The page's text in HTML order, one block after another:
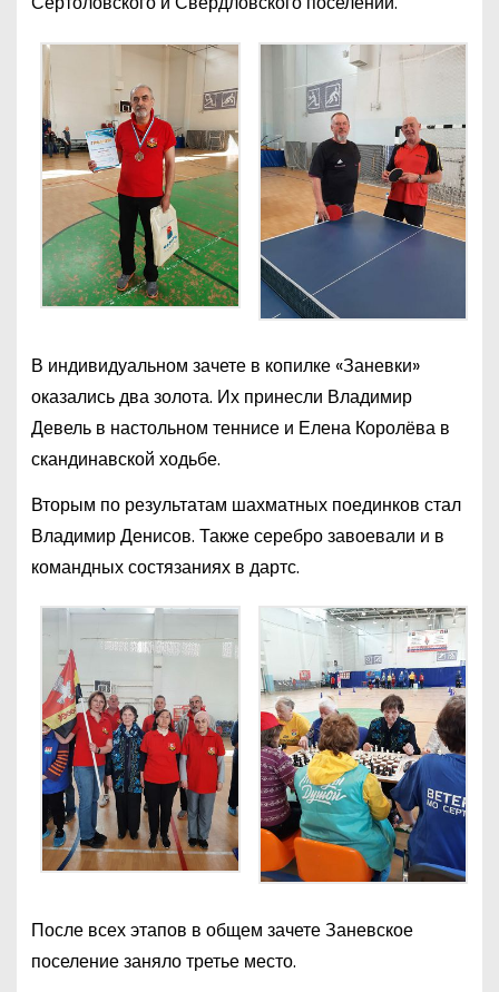
В индивидуальном зачете в копилке «Заневки»
оказались два золота. Их принесли Владимир
Девель в настольном теннисе и Елена Королёва в
скандинавской ходьбе.
Вторым по результатам шахматных поединков стал
Владимир Денисов. Также серебро завоевали и в
командных состязаниях в дартс.
После всех этапов в общем зачете Заневское
поселение заняло третье место.